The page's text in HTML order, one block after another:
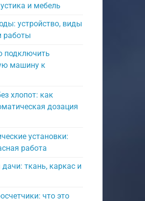
и мебель
устройство, виды
работы
подключить
машину к
хлопот: как
дозация
установки:
работа
ткань, каркас и
что это